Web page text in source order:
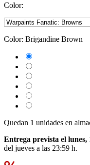
Color:
Color: Brigandine Brown
Quedan 1 unidades en
Entrega prevista el lunes,
del jueves a las 23:59 h.